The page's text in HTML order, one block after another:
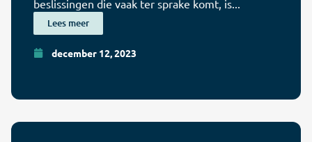
beslissingen die vaak ter sprake komt, is...
Lees meer
december 12, 2023